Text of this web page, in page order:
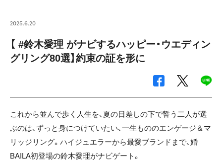
2025.6.20
【 #鈴木愛理 がナビするハッピー・ウエディン
グリング80選】約束の証を形に
これから並んで歩く人生を、夏の日差しの下で誓う二人が選
ぶのは、ずっと身につけていたい、一生もののエンゲージ＆マ
リッジリング。ハイジュエラーから最愛ブランドまで、婚
BAILA初登場の鈴木愛理がナビゲート。